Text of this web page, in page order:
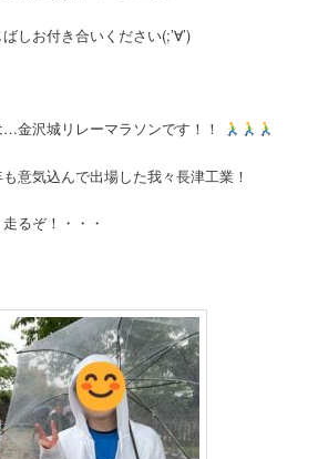
しお付き合いください(;’∀’)
金沢城リレーマラソンです！！
意気込んで出場した我々長津工業！
るぞ！・・・